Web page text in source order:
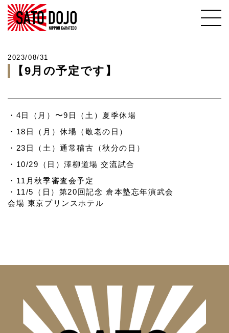
2023/08/31
【9月の予定です】
・4日（月）〜9日（土）夏季休場
・18日（月）休場（敬老の日）
・23日（土）通常稽古（秋分の日）
・10/29（日）澤柳道場 交流試合
・11月秋季審査会予定
・11/5（日）第20回記念 倉本塾忘年演武会
会場 東京プリンスホテル